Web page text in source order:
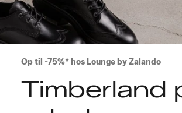
Op til -75%* hos Lounge by Zalando
Timberland